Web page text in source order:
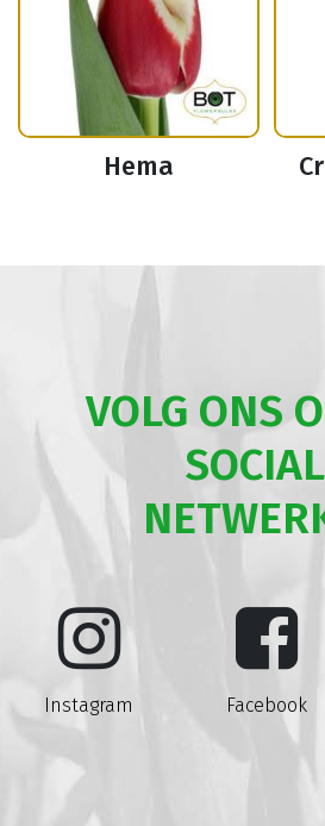
Hema
VOLG ONS
Instagram Facebook